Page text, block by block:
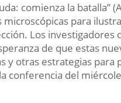
comienza la batalla”
para
Los investigadores
de que estas
y otras estrategias
conferencia del